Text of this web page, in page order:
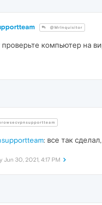
@MrInquisitor
проверьте компьютер на
: все так
Jun 30, 2021, 4:17 PM